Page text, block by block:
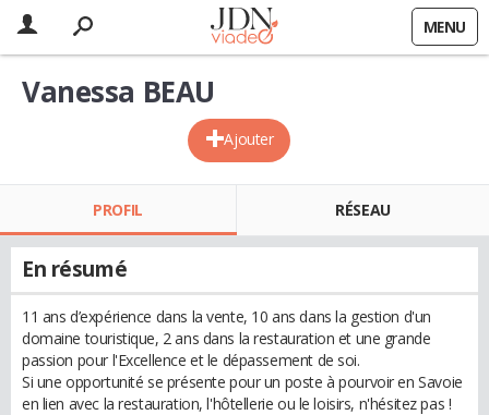
MENU
Ajouter
Vanessa BEAU
PROFIL RÉSEAU
En résumé
11 ans d’expérience dans la vente, 10 ans dans la gestion d'un
domaine touristique, 2 ans dans la restauration et une grande
passion pour l'Excellence et le dépassement de soi.
Si une opportunité se présente pour un poste à pourvoir en Savoie
en lien avec la restauration, l'hôtellerie ou le loisirs, n'hésitez pas !